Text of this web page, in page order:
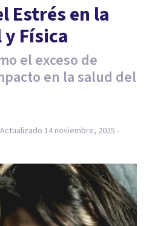
Estrés en la
Física
el exceso de
en la salud del
14 noviembre, 2025 -